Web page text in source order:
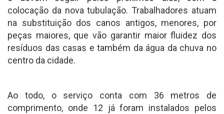
colocação da nova tubulação. Trabalhadores atuam
na substituição dos canos antigos, menores, por
peças maiores, que vão garantir maior fluidez dos
resíduos das casas e também da água da chuva no
centro da cidade.
Ao todo, o serviço conta com 36 metros de
comprimento, onde 12 já foram instalados pelos